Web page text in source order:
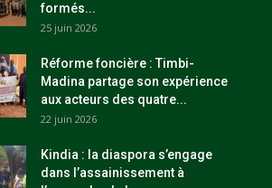
formés...
25 juin 2026
Réforme foncière : Timbi-
Madina partage son expérience
aux acteurs des quatre...
22 juin 2026
Kindia : la diaspora s’engage
dans l’assainissement à